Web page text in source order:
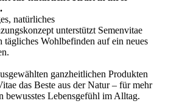
natürliches
unterstützt Semenvitae
tägliches Wohlbefinden auf ein neues
ganzheitlichen Produkten
das Beste aus der Natur – für mehr
bewusstes Lebensgefühl im Alltag.